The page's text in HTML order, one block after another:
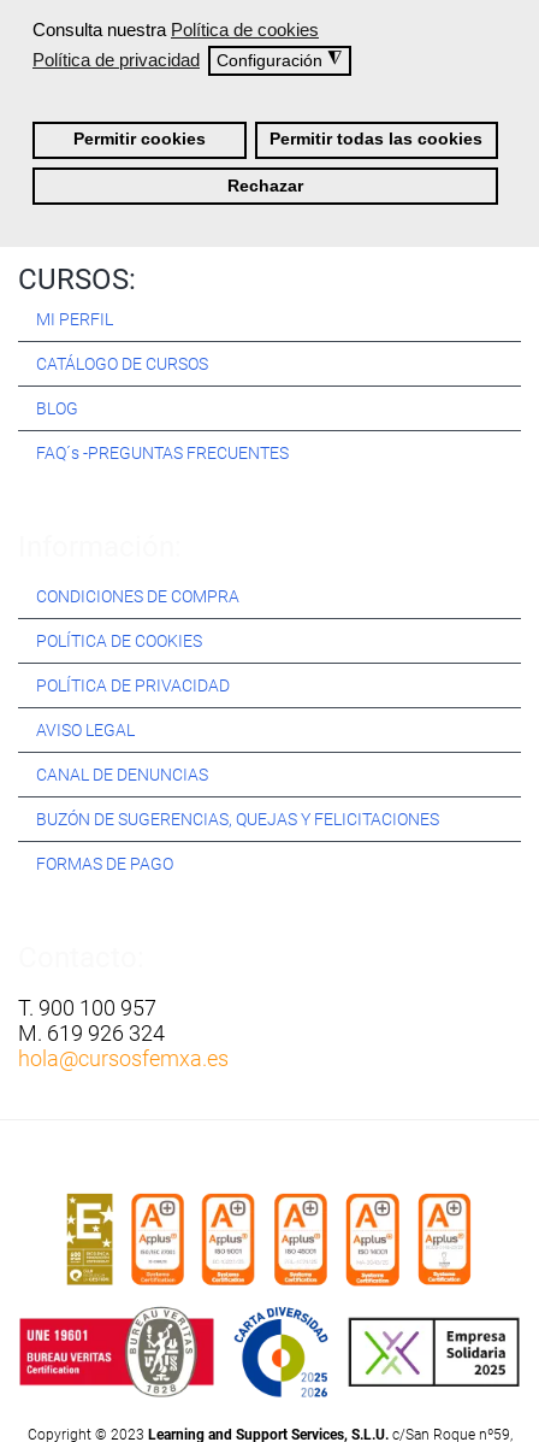
Consulta nuestra Política de cookies
Política de privacidad
Configuración ◮
Permitir cookies Permitir todas las cookies
Rechazar
Especialistas en consultoría y formación para el empleo
Nuestro objetivo diario es, única y exclusivamente, ayudarte a
conseguir tus metas profesionales ofreciéndote los mejores
CURSOS:
MI PERFIL
CATÁLOGO DE CURSOS
BLOG
FAQ´s -PREGUNTAS FRECUENTES
CONDICIONES DE COMPRA
POLÍTICA DE COOKIES
POLÍTICA DE PRIVACIDAD
AVISO LEGAL
CANAL DE DENUNCIAS
BUZÓN DE SUGERENCIAS, QUEJAS Y FELICITACIONES
FORMAS DE PAGO
T. 900 100 957
M. 619 926 324
hola@cursosfemxa.es
Copyright © 2023 Learning and Support Services, S.L.U.c/San Roque nº59,